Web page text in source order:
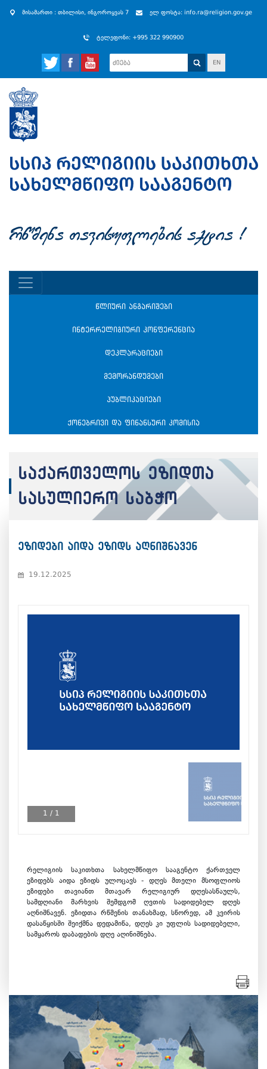
მისამართი : თბილისი, ინგოროყვას 7 ელ ფოსტა: info.ra@religion.gov.ge
ტელეფონი: +995 322 990900
EN
rwmena Tavisuflebis aqtia !
წლიური ანგარიშები
ინტერრელიგიური კონფერენცია
დეკლარაციები
მემორანდუმები
პუბლიკაციები
ქონებრივი და ფინანსური კომისია
საქართველოს ეზიდთა
სასულიერო საბჭო
ეზიდები აიდა ეზიდს აღნიშნავენ
19.12.2025
1 / 1
რელიგიის საკითხთა სახელმწიფო სააგენტო ქართველ
ეზიდებს აიდა ეზიდს ულოცავს - დღეს მთელი მსოფლიოს
ეზიდები თავიანთ მთავარ რელიგიურ დღესასწაულს,
სამდღიანი მარხვის შემდგომ ღვთის სადიდებელ დღეს
აღნიშნავენ. ეზიდთა რწმენის თანახმად, სწორედ, ამ კვირის
დასაწყისში შეიქმნა დედამიწა, დღეს კი უფლის სადიდებელი,
სამყაროს დაბადების დღე აღინიშნება.